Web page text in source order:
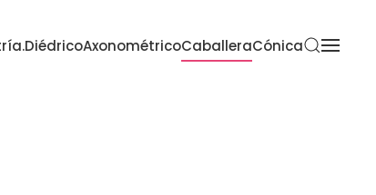
DiédricoAxonométricoCaballeraCónica